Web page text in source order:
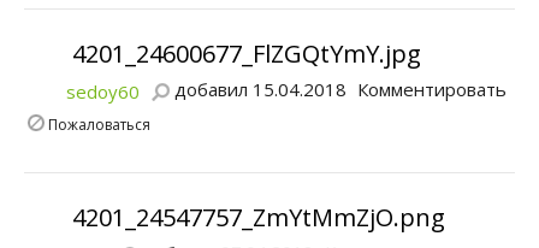
4201_24600677_FlZGQtYmY.jpg
sedoy60 добавил 15.04.2018 Комментировать
Пожаловаться
4201_24547757_ZmYtMmZjO.png